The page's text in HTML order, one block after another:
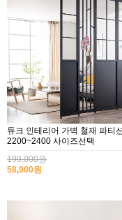
듀크 인테리어 가벽 철재 파티션
2200~2400 사이즈선택
199,000원
58,900원